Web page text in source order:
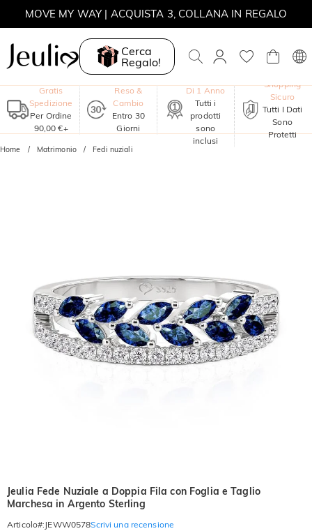
MOVE MY WAY | ACQUISTA 3, COLLANA IN REGALO
Cerca
Regalo!
Gratis
Spedizione
Per Ordine
90,00 €+
Reso &
Cambio
Entro 30
Giorni
Di 1 Anno
Tutti i
prodotti
sono
inclusi
Shopping
Sicuro
Tutti I Dati
Sono
Protetti
Home Matrimonio Fedi nuziali
Jeulia Fede Nuziale a Doppia Fila con Foglia e Taglio
Marchesa in Argento Sterling
Articolo#: JEWW0578Scrivi una recensione